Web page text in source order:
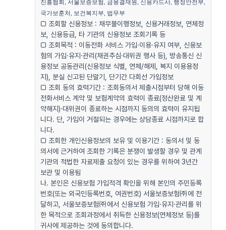
진흥협회, 서울보증보험, 금융결재원, 신용카드사, 행정안전부,
국가보훈처, 보건복지부, 법무부
□ 조회할 신용정보 : 채무불이행정보, 신용거래정보, 연체정
보, 신용등급, 타 기관의 신용정보 조회기록 등
□ 조회목적 : 이동전화 서비스 가입·이용·유지 여부, 신용보
험의 가입·유지·관리(채권추심·대위권 행사 등), 방송통신 신
용정보 공동관리(신용정보 식별, 연체/해제, 복지 이용용정
지), 분실 신고된 단말기, 단기간 다회선 가입정보
□ 조회 동의 효력기간 : 조회동의서 제출시점부터 당해 이동
전화서비스 계약 및 보험계약의 효력이 종료(정산완료 및 계
약해지)·대위권이 종료하는 시점까지 동의의 효력이 유지됩
니다. 단, 가입이 거절되는 경우에는 상담종료 시점까지로 합
니다.
□ 조회한 개인신용정보의 보유 및 이용기간 : 동의서 및 동
의서에 근거하여 조회한 기록은 분쟁이 발생할 경우 및 관계
기관의 적법한 자료제출 요청이 있는 경우를 위하여 3년간
보관 및 이용됨
나. 본인은 신용보험 가입적격 확인을 위해 본인의 주민등록
번호(또는 외국인등록번호, 여권번호) 서울보증보험㈜에 전
달하고, 서울보증보험㈜에서 신용보험 가입·유지·관리를 위
한 목적으로 조회과정에서 취득한 신용정보(연체정보 등)를
귀사에 제공하는 것에 동의합니다.